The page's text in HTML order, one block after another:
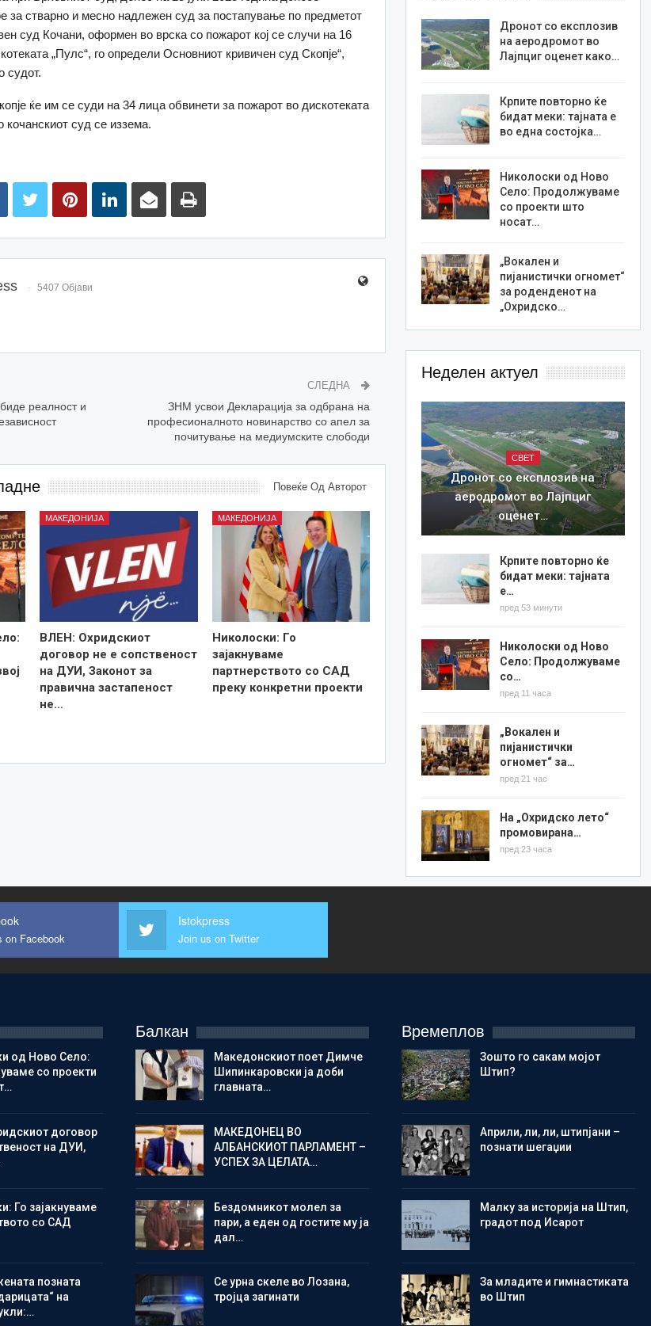
за стварно и месно надлежен суд за постапување по предметот
суд Кочани, оформен во врска со пожарот кој се случи на 16
„Пулс“, го определи Основниот кривичен суд Скопје“,
судот.
ќе им се суди на 34 лица обвинети за пожарот во дискотеката
кочанскиот суд се иззема.
5407 Објави
реалност и
СЛЕДНА
ЗНМ усвои Декларација за одбрана на
професионалното новинарство со апел за
почитување на медиумските слободи
Повеќе Од Авторот
МАКЕДОНИЈА
ВЛЕН: Охридскиот
договор не е сопственост
на ДУИ, Законот за
правична застапеност
не…
МАКЕДОНИЈА
Николоски: Го
зајакнуваме
партнерството со САД
преку конкретни проекти
Дронот со експлозив
на аеродромот во
Лајпциг оценет како…
Крпите повторно ќе
бидат меки: тајната е
во една состојка…
Николоски од Ново
Село: Продолжуваме
со проекти што
носат…
„Вокален и
пијанистички огномет“
за роденденот на
„Охридско…
Неделен актуел
СВЕТ
Дронот со експлозив на
аеродромот во Лајпциг
оценет…
Крпите повторно ќе
бидат меки: тајната
е…
пред 53 минути
Николоски од Ново
Село: Продолжуваме
со…
пред 11 часа
„Вокален и
пијанистички
огномет“ за…
пред 21 час
На „Охридско лето“
промовирана…
пред 23 часа
on Facebook
Istokpress
Join us on Twitter
од Ново Село:
со проекти
договор
на ДУИ,
Го зајакнуваме
со САД
позната
на
Балкан
Македонскиот поет Димче
Шипинкаровски ја доби
главната…
МАКЕДОНЕЦ ВО
АЛБАНСКИОТ ПАРЛАМЕНТ –
УСПЕХ ЗА ЦЕЛАТА…
Бездомникот молел за
пари, а еден од гостите му ја
дал…
Се урна скеле во Лозана,
тројца загинати
Времеплов
Зошто го сакам мојот
Штип?
Aприли, ли, ли, штипјани –
познати шегаџии
Малку за историја на Штип,
градот под Исарот
Зa младите и гимнастиката
во Штип